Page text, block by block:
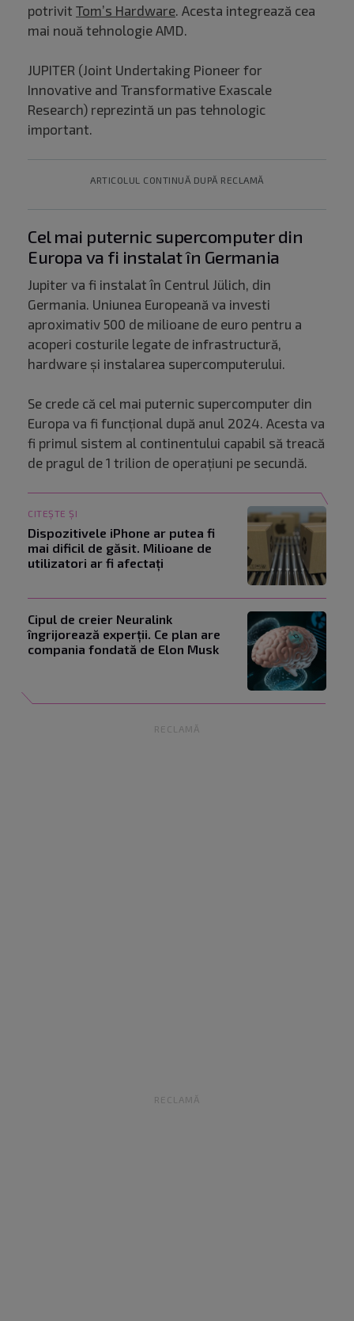
potrivit Tom’s Hardware. Acesta integrează cea
mai nouă tehnologie AMD.
JUPITER (Joint Undertaking Pioneer for
Innovative and Transformative Exascale
Research) reprezintă un pas tehnologic
important.
ARTICOLUL CONTINUĂ DUPĂ RECLAMĂ
Cel mai puternic supercomputer din
Europa va fi instalat în Germania
Jupiter va fi instalat în Centrul Jülich, din
Germania. Uniunea Europeană va investi
aproximativ 500 de milioane de euro pentru a
acoperi costurile legate de infrastructură,
hardware și instalarea supercomputerului.
Se crede că cel mai puternic supercomputer din
Europa va fi funcțional după anul 2024. Acesta va
fi primul sistem al continentului capabil să treacă
de pragul de 1 trilion de operațiuni pe secundă.
CITEȘTE ȘI
Dispozitivele iPhone ar putea fi
mai dificil de găsit. Milioane de
utilizatori ar fi afectați
Cipul de creier Neuralink
îngrijorează experții. Ce plan are
compania fondată de Elon Musk
RECLAMĂ
RECLAMĂ